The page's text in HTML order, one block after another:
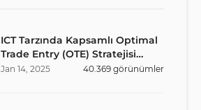
ICT Tarzında Kapsamlı Optimal
Trade Entry (OTE) Stratejisi
Rehberi
Jan 14, 2025 40.369 görünümler